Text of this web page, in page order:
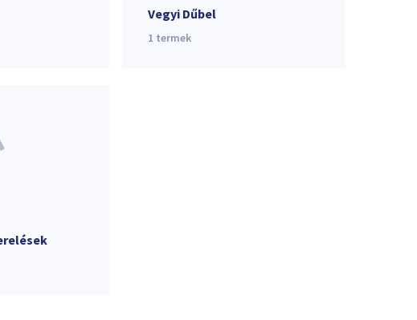
Vegyi Dűbel
1 termek